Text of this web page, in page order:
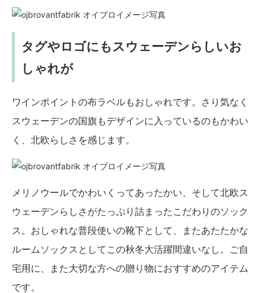
タグやロゴにもスウェーデンらしいお
しゃれが
ワインポイントの布ラベルもおしゃれです。さり気なく
スウェーデンの国旗もデザインに入っているのもかわい
く、北欧らしさを感じます。
メリノウールでかわいくってあったかい、そして北欧ス
ウェーデンらしさがたっぷり詰まったこだわりのソック
ス。おしゃれな普段使いの靴下として、またあたたかな
ルームソックスとしてこの秋冬大活躍間違いなし。ご自
宅用に、また大切な方への贈り物におすすめのアイテム
です。